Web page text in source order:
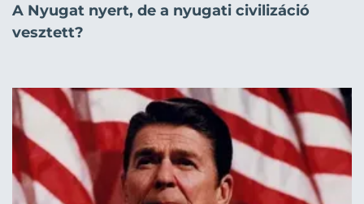
A Nyugat nyert, de a nyugati civilizáció
vesztett?